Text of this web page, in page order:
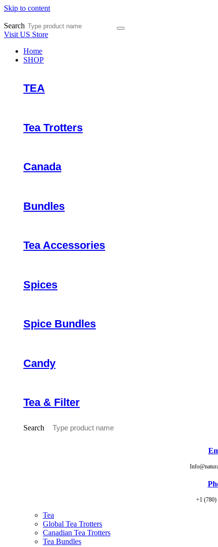
Skip to content
Search
Visit US Store
Home
SHOP
TEA
Tea Trotters
Canada
Bundles
Tea Accessories
Spices
Spice Bundles
Candy
Tea & Filter
Search
+1 (780)
Tea
Global Tea Trotters
Canadian Tea Trotters
Tea Bundles